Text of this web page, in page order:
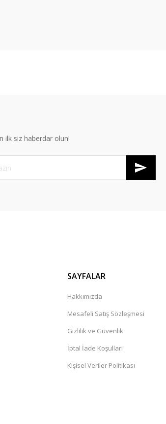
ilk siz haberdar olun!
SAYFALAR
Hakkımızda
Mesafeli Satış Sözleşmesi
Gizlilik ve Güvenlik
İptal İade Koşullari
Kişisel Veriler Politikası